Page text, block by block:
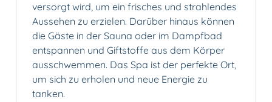
versorgt wird, um ein frisches und strahlendes
Aussehen zu erzielen. Darüber hinaus können
die Gäste in der Sauna oder im Dampfbad
entspannen und Giftstoffe aus dem Körper
ausschwemmen. Das Spa ist der perfekte Ort,
um sich zu erholen und neue Energie zu
tanken.